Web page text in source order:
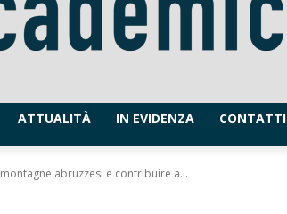
ATTUALITÀ IN EVIDENZA CONTATTI
abruzzesi e contribuire a...